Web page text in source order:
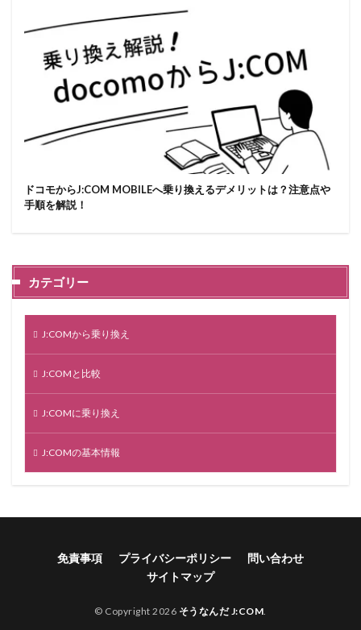
ドコモからJ:COM MOBILEへ乗り換えるデメリットは？注意点や
手順を解説！
カテゴリー
J:COMから乗り換え
J:COMと比較
J:COMに乗り換え
J:COMの基本情報
免責事項 プライバシーポリシー
問い合わせ
サイトマップ
© Copyright 2026 そうなんだ J:COM